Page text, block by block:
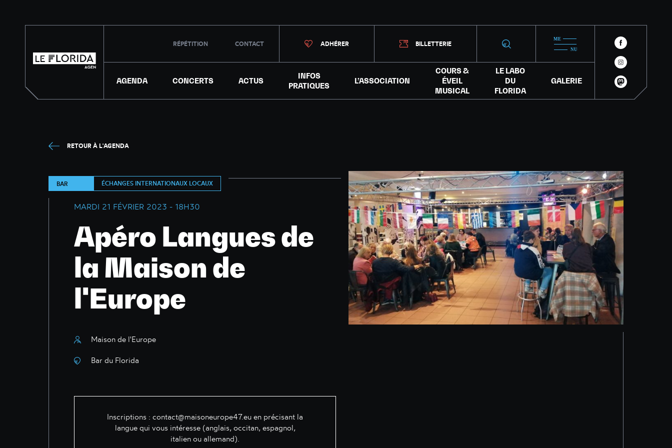
RÉPÉTITION CONTACT ADHÉRER BILLETTERIE
AGENDA CONCERTS ACTUS
INFOS
PRATIQUES
L’ASSOCIATION
COURS &
ÉVEIL
MUSICAL
LE LABO
DU
FLORIDA
GALERIE
RETOUR À L'AGENDA
BAR ÉCHANGES INTERNATIONAUX LOCAUX
MARDI 21 FÉVRIER 2023 - 18H30
Apéro Langues de
la Maison de
l'Europe
Maison de l'Europe
Bar du Florida
Inscriptions : contact@maisoneurope47.eu en précisant la
langue qui vous intéresse (anglais, occitan, espagnol,
italien ou allemand).